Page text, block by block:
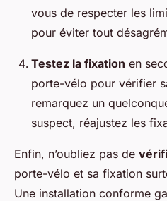
vous de respecter les
pour éviter tout
Testez la fixation en
porte-vélo pour vérifier
remarquez un
suspect, réajustez les
Enfin, n’oubliez pas de
porte-vélo et sa fixation
Une installation conforme